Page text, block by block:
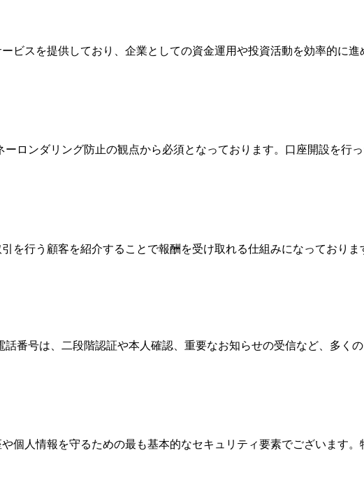
ビスを提供しており、企業としての資金運用や投資活動を効率的に
ロンダリング防止の観点から必須となっております。口座開設を行
を行う顧客を紹介することで報酬を受け取れる仕組みになっており
番号は、二段階認証や本人確認、重要なお知らせの受信など、多く
個人情報を守るための最も基本的なセキュリティ要素でございます